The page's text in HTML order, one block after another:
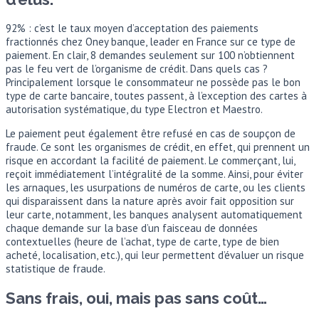
92% : c’est le taux moyen d’acceptation des paiements
fractionnés chez Oney banque, leader en France sur ce type de
paiement. En clair, 8 demandes seulement sur 100 n’obtiennent
pas le feu vert de l’organisme de crédit. Dans quels cas ?
Principalement lorsque le consommateur ne possède pas le bon
type de carte bancaire, toutes passent, à l’exception des cartes à
autorisation systématique, du type Electron et Maestro.
Le paiement peut également être refusé en cas de soupçon de
fraude. Ce sont les organismes de crédit, en effet, qui prennent un
risque en accordant la facilité de paiement. Le commerçant, lui,
reçoit immédiatement l’intégralité de la somme. Ainsi, pour éviter
les arnaques, les usurpations de numéros de carte, ou les clients
qui disparaissent dans la nature après avoir fait opposition sur
leur carte, notamment, les banques analysent automatiquement
chaque demande sur la base d’un faisceau de données
contextuelles (heure de l’achat, type de carte, type de bien
acheté, localisation, etc.), qui leur permettent d’évaluer un risque
statistique de fraude.
Sans frais, oui, mais pas sans coût…